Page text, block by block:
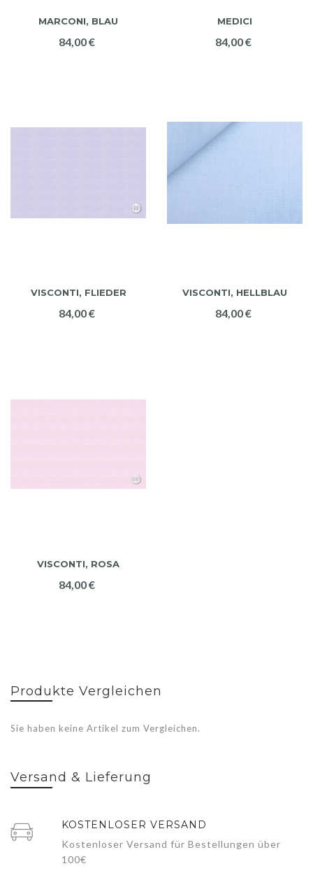
MARCONI, BLAU
84,00 €
MEDICI
84,00 €
VISCONTI, FLIEDER
84,00 €
VISCONTI, HELLBLAU
84,00 €
VISCONTI, ROSA
84,00 €
Produkte Vergleichen
Sie haben keine Artikel zum Vergleichen.
Versand & Lieferung
KOSTENLOSER VERSAND
Kostenloser Versand für Bestellungen über
100€